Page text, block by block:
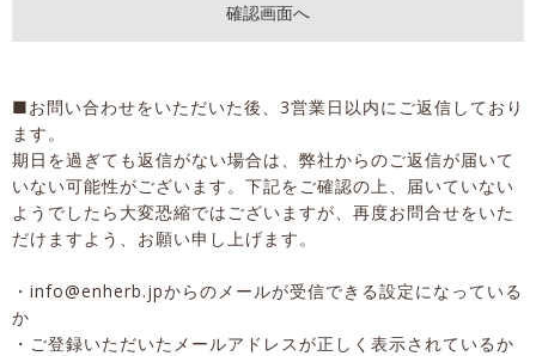
■お問い合わせをいただいた後、3営業日以内にご返信しており
ます。
期日を過ぎても返信がない場合は、弊社からのご返信が届いて
いない可能性がございます。下記をご確認の上、届いていない
ようでしたら大変恐縮ではございますが、再度お問合せをいた
だけますよう、お願い申し上げます。
・info@enherb.jpからのメールが受信できる設定になっている
か
・ご登録いただいたメールアドレスが正しく表示されているか